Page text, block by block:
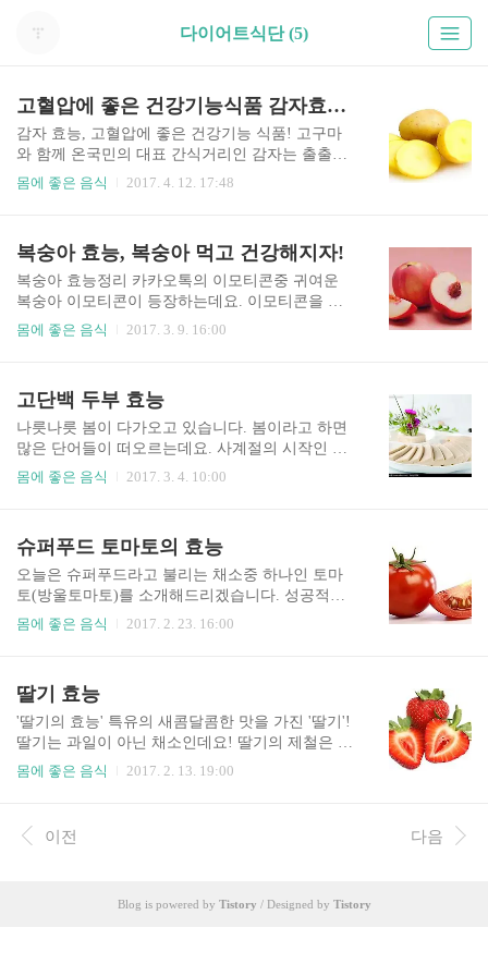
다이어트식단 (5)
고혈압에 좋은 건강기능식품 감자효능 6가지
감자 효능, 고혈압에 좋은 건강기능 식품! 고구마
와 함께 온국민의 대표 간식거리인 감자는 출출하
거나 입이 심심할께 소금간을 살짝하여 쪄먹으면
다. 감자는 과연 우리에게 어떠한 효능을 선물하고
있는지 한번 알아보겠습니다. 감자효능 ●빈혈 예방
감자는 물론 탄수화물도 많이 함유된 채소중 한가
지 이지만 탄수화물 못지않게 각종 여러 비타민을
함유하고 있습니다. 그중에서도 철분을 함유하고
성빈혈인 환자도 호전이 될 수 있을만큼 빈혈에 있
어서 건강기능식품중 한가지 입니다. ●다이어트 효
과..
몸에 좋은 음식 2017. 4. 12. 17:48
복숭아 효능, 복숭아 먹고 건강해지자!
복숭아 효능정리 카카오톡의 이모티콘중 귀여운
복숭아 이모티콘이 등장하는데요. 이모티콘을 볼
때마다 복숭아 생각이 종종나는것 같습니다. 딱딱
번 알아보았는데요. 복숭아가 과연 우리 몸에 어떻
게 이로운 효능을 선물하고있는지 복숭아 효능을
한번 알아보겠습니다. 복숭아 효능 피부미용과 노
화방지 건강에 좋은 복숭아의 과육안에는 비타민C
와 펙틴 그리고 베타카로틴의 성분이 피로회복이
을 함유하고 있고 많은 수분으로 구성되어있어서
피부미용에는 효과가 있지만 복숭아처럼 피부 미
백을 직접적으로..
몸에 좋은 음식 2017. 3. 9. 16:00
고단백 두부 효능
나릇나릇 봄이 다가오고 있습니다. 봄이라고 하면
많은 단어들이 떠오르는데요. 사계절의 시작인 봄
바람이 어느덧 훌쩍 다가와버렸네요. '봄'하면 많은
같은 봄나들이도 즐길 수 있다는 것을 명심하세요
~! 건강을 챙길 수 있는 방법은 여러가지인데요. 그
중에서도 가장 기본적인 방법은 역시 바른 식습관
및 균등한 영양분 섭취겠죠? 오늘은 고단백 저칼로
리의 대명사 두부의 효능에 대하여 한번 알아보려
을 정도로 두말하면 잔소리라고 불려집니다. 정말
단백질도 풍부하고 땅에서 나는 금이라 불릴만..
몸에 좋은 음식 2017. 3. 4. 10:00
슈퍼푸드 토마토의 효능
오늘은 슈퍼푸드라고 불리는 채소중 하나인 토마
토(방울토마토)를 소개해드리겠습니다. 성공적인
다이어트를 꿈꾸시거나 오랜기간 다이어트에 도전
레이너나 영양사분들께서 토마토와 닭가슴살을 추
천하고 식단조절에 반드시 들어가는 단골 메뉴가
되었을지 알아봅시다. 먼저 토마토는 100g당 15Kca
l의 칼로리를 가지고 있는 매우 저칼로리 채소중에
하나입니다. 때문에 토마토에 들어있는 영양소와
분을 고루 분배하여 주어서 식욕억제효과와 더불
어 다이어트로 인한 영양결핍증을 해결해주는 아
몸에 좋은 음식 2017. 2. 23. 16:00
딸기 효능
'딸기의 효능' 특유의 새콤달콤한 맛을 가진 '딸기'!
딸기는 과일이 아닌 채소인데요! 딸기의 제철은 1~
5월까지이지만, 비닐하우스의 등장으로이제는 겨
겨먹는 대중적인 인기를 가지고 있는 채소중에 하
나인데요! 이러한 딸기가 가지고 있는 효능을 알아
0배정도로 함유되어있어서, 사람들의 스테레스 완
몸에 좋은 음식 2017. 2. 13. 19:00
이전 다음
Blog is powered by Tistory / Designed by Tistory